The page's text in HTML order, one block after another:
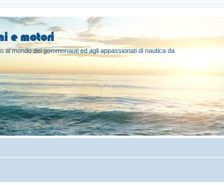
e motori
al mondo dei gommonauti ed agli appassionati di nautica da